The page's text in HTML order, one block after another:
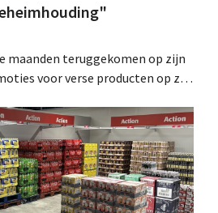
maanden teruggekomen op zijn
voor verse producten op zijn
klanten willen goed
.